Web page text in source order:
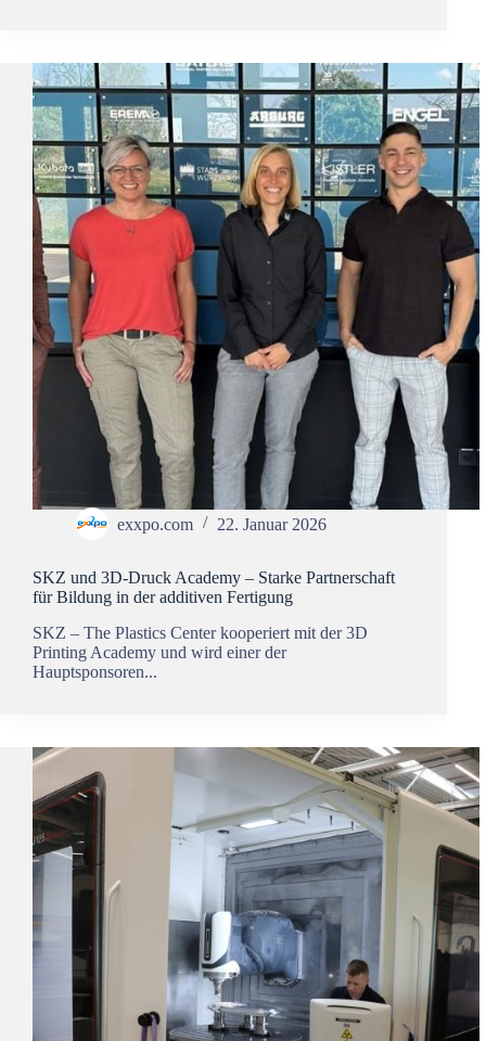
exxpo.com 22. Januar 2026
SKZ und 3D-Druck Academy – Starke Partnerschaft
für Bildung in der additiven Fertigung
SKZ – The Plastics Center kooperiert mit der 3D
Printing Academy und wird einer der
Hauptsponsoren...